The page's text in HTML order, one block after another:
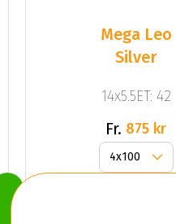
Mega Leo
Silver
14x5.5ET: 42
Fr. 875 kr